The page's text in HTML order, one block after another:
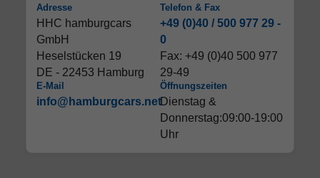
Adresse
HHC hamburgcars
GmbH
Heselstücken 19
DE - 22453 Hamburg
Telefon & Fax
+49 (0)40 / 500 977 29 -
0
Fax: +49 (0)40 500 977
29-49
E-Mail
info@hamburgcars.net
Öffnungszeiten
Dienstag &
Donnerstag:09:00-19:00
Uhr